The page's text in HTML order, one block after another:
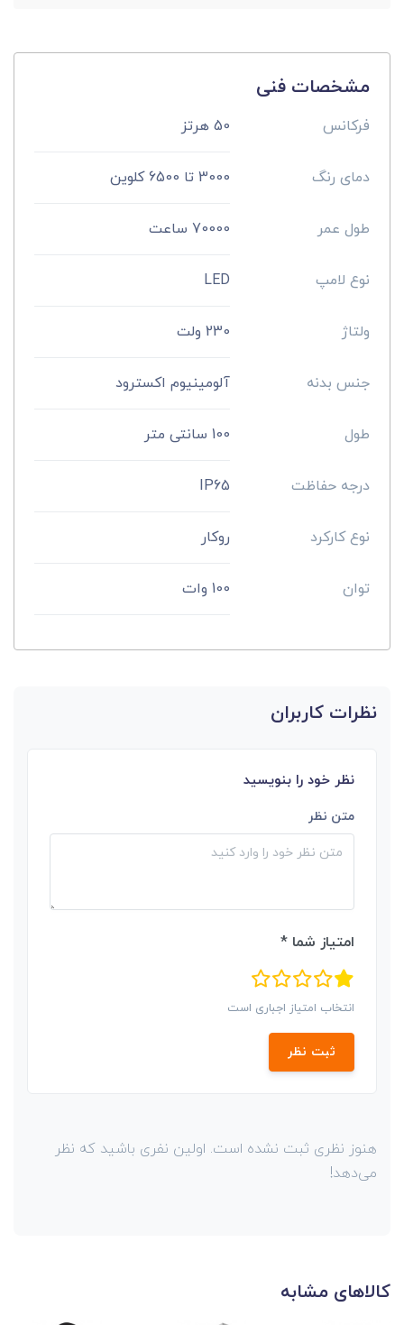
مشخصات فنی
فرکانس 50 هرتز
دمای رنگ 3000 تا 6500 کلوین
طول عمر 70000 ساعت
نوع لامپ LED
ولتاژ 230 ولت
جنس بدنه آلومینیوم اکسترود
طول 100 سانتی متر
درجه حفاظت IP65
نوع کارکرد روکار
توان 100 وات
نظرات کاربران
نظر خود را بنویسید
متن نظر
امتیاز شما *
انتخاب امتیاز اجباری است
ثبت نظر
هنوز نظری ثبت نشده است. اولین نفری باشید که نظر
می‌دهد!
کالاهای مشابه